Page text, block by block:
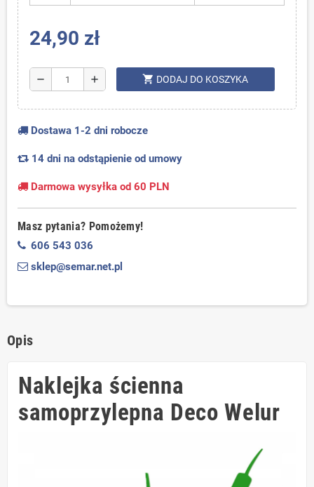
24,90 zł
remove add shopping_cart DODAJ DO KOSZYKA
Dostawa 1-2 dni robocze
14 dni na odstąpienie od umowy
Darmowa wysyłka od 60 PLN
Masz pytania? Pomożemy!
606 543 036
sklep@semar.net.pl
Opis
Naklejka ścienna
samoprzylepna Deco Welur